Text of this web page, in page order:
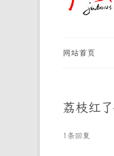
网站首页
荔枝红
1条回复